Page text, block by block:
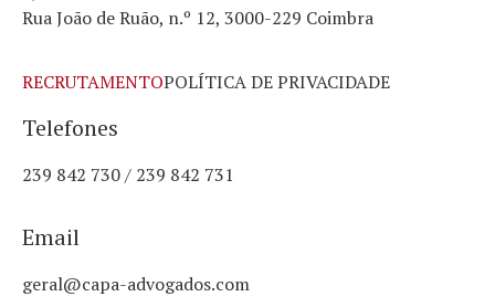
Rua João de Ruão, n.º 12, 3000-229 Coimbra
RECRUTAMENTOPOLÍTICA DE PRIVACIDADE
Telefones
239 842 730 / 239 842 731
Email
geral@capa-advogados.com